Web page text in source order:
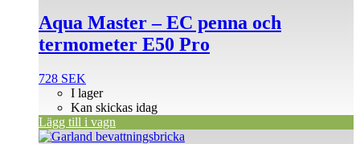
Aqua Master – EC penna och
termometer E50 Pro
728 SEK
I lager
Kan skickas idag
Lägg till i vagn
Den